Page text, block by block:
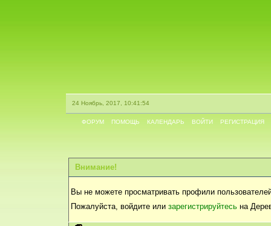
24 Ноябрь, 2017, 10:41:54
ФОРУМ ПОМОЩЬ КАЛЕНДАРЬ ВОЙТИ РЕГИСТРАЦИЯ
Внимание!
Вы не можете просматривать профили
Пожалуйста, войдите или зарегистрируйтесь на